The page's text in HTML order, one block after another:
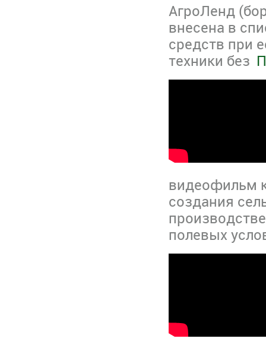
АгроЛенд
внесена в
средств при
техники без
видеофильм
создания
полевых